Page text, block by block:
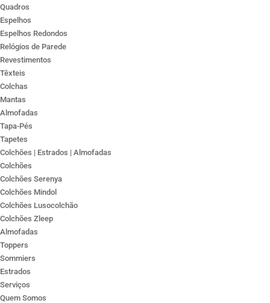
Quadros
Espelhos
Espelhos Redondos
Relógios de Parede
Revestimentos
Têxteis
Colchas
Mantas
Almofadas
Tapa-Pés
Tapetes
Colchões | Estrados | Almofadas
Colchões
Colchões Serenya
Colchões Mindol
Colchões Lusocolchão
Colchões Zleep
Almofadas
Toppers
Sommiers
Estrados
Serviços
Quem Somos